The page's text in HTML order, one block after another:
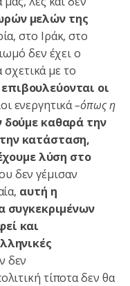
μελών της
στο Ιράκ, στο
δεν έχει ο
με το
οι
ενεργητικά–όπως η
δούμε καθαρά την
κατάσταση,
λύση στο
δεν γέμισαν
αυτή η
συγκεκριμένων
και
δεν
τίποτα δεν θα